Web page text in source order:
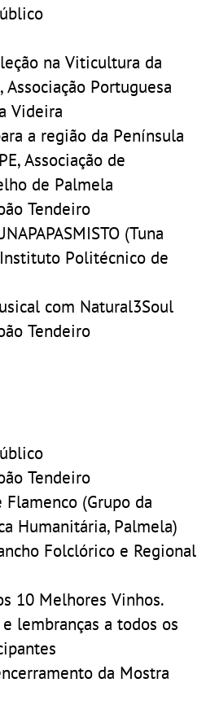
na Viticultura da
Associação Portuguesa
Videira
a região da Península
Associação de
de Palmela
Tendeiro
(Tuna
Politécnico de
com Natural3Soul
Tendeiro
Tendeiro
(Grupo da
Humanitária, Palmela)
Folclórico e Regional
10 Melhores Vinhos.
lembranças a todos os
da Mostra